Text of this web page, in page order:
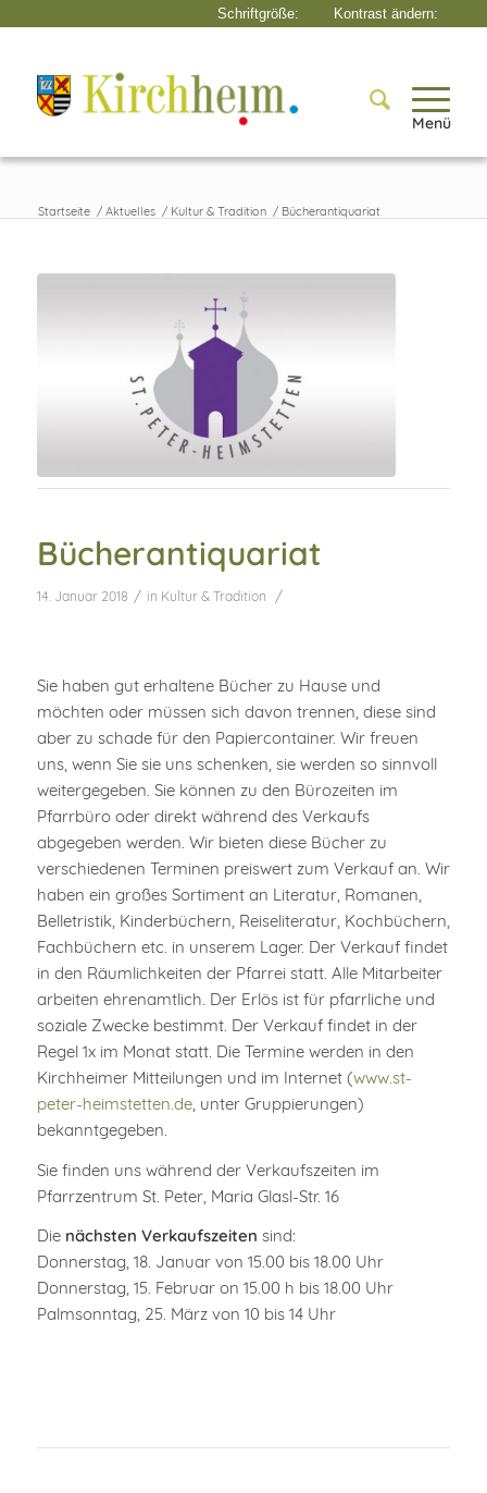
Menü
Startseite / Aktuelles / Kultur & Tradition / Bücherantiquariat
Bücherantiquariat
14. Januar 2018 / in Kultur & Tradition /
Sie haben gut erhaltene Bücher zu Hause und
möchten oder müssen sich davon trennen, diese sind
aber zu schade für den Papiercontainer. Wir freuen
uns, wenn Sie sie uns schenken, sie werden so sinnvoll
weitergegeben. Sie können zu den Bürozeiten im
Pfarrbüro oder direkt während des Verkaufs
abgegeben werden. Wir bieten diese Bücher zu
verschiedenen Terminen preiswert zum Verkauf an. Wir
haben ein großes Sortiment an Literatur, Romanen,
Belletristik, Kinderbüchern, Reiseliteratur, Kochbüchern,
Fachbüchern etc. in unserem Lager. Der Verkauf findet
in den Räumlichkeiten der Pfarrei statt. Alle Mitarbeiter
arbeiten ehrenamtlich. Der Erlös ist für pfarrliche und
soziale Zwecke bestimmt. Der Verkauf findet in der
Regel 1x im Monat statt. Die Termine werden in den
Kirchheimer Mitteilungen und im Internet (www.st-
peter-heimstetten.de, unter Gruppierungen)
bekanntgegeben.
Sie finden uns während der Verkaufszeiten im
Pfarrzentrum St. Peter, Maria Glasl-Str. 16
Die nächsten Verkaufszeiten sind:
Donnerstag, 18. Januar von 15.00 bis 18.00 Uhr
Donnerstag, 15. Februar on 15.00 h bis 18.00 Uhr
Palmsonntag, 25. März von 10 bis 14 Uhr